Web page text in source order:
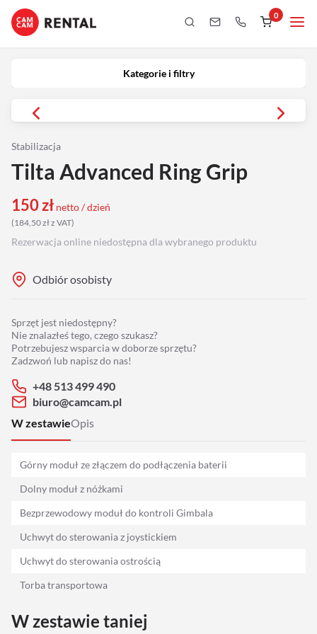
0
Kategorie i filtry
Stabilizacja
Tilta Advanced Ring Grip
150zł netto / dzień
(184,50złz VAT)
Rezerwacja online niedostępna dla wybranego produktu
Odbiór osobisty
Sprzęt jest niedostępny?
Nie znalazłeś tego, czego szukasz?
Potrzebujesz wsparcia w doborze sprzętu?
Zadzwoń lub napisz do nas!
+48 513 499 490
biuro@camcam.pl
W zestawieOpis
Górny moduł ze złączem do podłączenia baterii
Dolny moduł z nóżkami
Bezprzewodowy moduł do kontroli Gimbala
Uchwyt do sterowania z joystickiem
Uchwyt do sterowania ostrością
Torba transportowa
W zestawie taniej
Kategorie i filtry
Obiektywy
Oświetlenie
Podgląd
Laptopy
Adaptery
Drony
Platformy 360
Grip
Hot Head
Stabilizacja